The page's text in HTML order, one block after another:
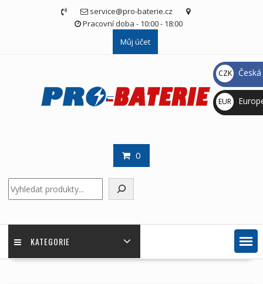
service@pro-baterie.cz
Pracovní doba - 10:00 - 18:00
Můj účet
0
KATEGORIE
CZK
Kč
EUR
€